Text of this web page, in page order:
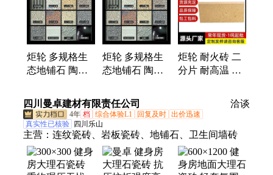
炬轮 多规格生
态地铺石 陶瓷
园林小区庭院用
18厚路面砖
炬轮 多规格生
态地铺石 陶瓷
园林小区庭院用
18厚路面砖
炬轮 耐火砖 二
分片 耐高温 应
格齐全 厂家直
发
四川曼卓建材有限责任公司 洽谈
4年 档 综合体验L1 回复及时 出价迅速
真实性已核验
四川乐山
主营： 连纹瓷砖、岩板瓷砖、地铺石、卫生间墙砖